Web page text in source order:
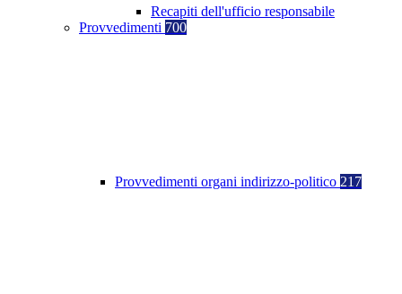
Recapiti dell'ufficio responsabile
Provvedimenti 700
Provvedimenti organi indirizzo-politico 217